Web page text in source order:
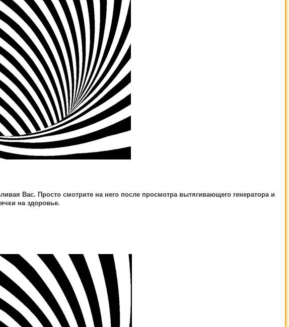
Вас. Просто смотрите на него после просмотра вытягивающего генератора и
на здоровье.